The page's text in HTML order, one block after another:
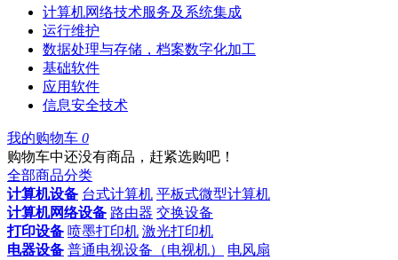
计算机网络技术服务及系统集成
运行维护
数据处理与存储，档案数字化加工
基础软件
应用软件
信息安全技术
我的购物车 0
购物车中还没有商品，赶紧选购吧！
全部商品分类
计算机设备 台式计算机 平板式微型计算机
计算机网络设备 路由器 交换设备
打印设备 喷墨打印机 激光打印机
电器设备 普通电视设备（电视机）
电风扇